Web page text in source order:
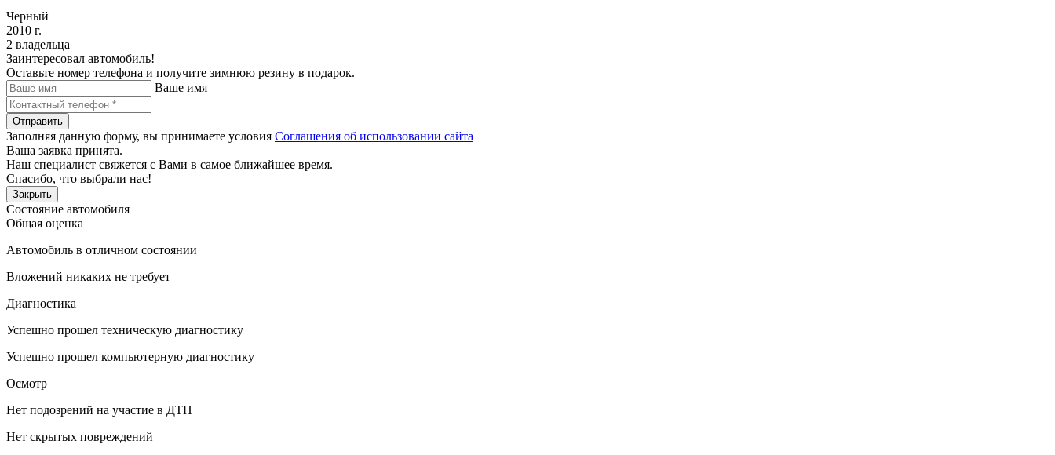
Черный
2010 г.
2 владельца
Заинтересовал автомобиль!
Оставьте номер телефона и получите зимнюю резину в подарок.
Ваше имя
Отправить
Заполняя данную форму, вы принимаете условия Соглашения об использовании сайта
Ваша заявка принята.
Наш специалист свяжется с Вами в самое ближайшее время.
Спасибо, что выбрали нас!
Закрыть
Состояние автомобиля
Общая оценка
Автомобиль в отличном состоянии
Вложений никаких не требует
Диагностика
Успешно прошел техническую диагностику
Успешно прошел компьютерную диагностику
Осмотр
Нет подозрений на участие в ДТП
Нет скрытых повреждений